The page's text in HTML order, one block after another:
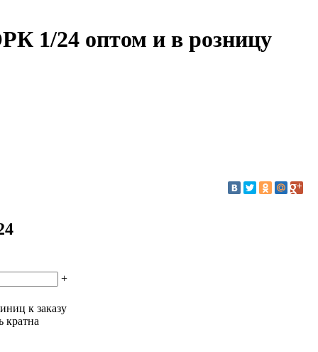
1/24 оптом и в розницу
+
к заказу
кратна